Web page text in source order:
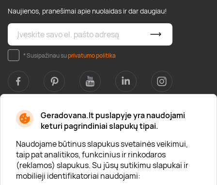
Geradovana.lt puslapyje yra naudojami
keturi pagrindiniai slapukų tipai.
Naudojame būtinus slapukus svetainės veikimui,
taip pat analitikos, funkcinius ir rinkodaros
(reklamos) slapukus. Su jūsų sutikimu slapukai ir
mobilieji identifikatoriai naudojami:
Naujienos, pranešimai apie nuolaidas ir dar daugiau!
* Susipažinau suprivatumo politika
Apie mus
Apie „Gera Dovana“
Lojalumo klubas
Karjera